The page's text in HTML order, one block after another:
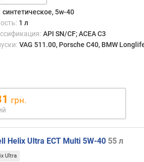
синтетическое, 5w-40
1 л
API SN/CF; ACEA C3
VAG 511.00, Porsche C40, BMW
грн.
Helix Ultra ECT Multi 5W-40 55 л
Ultra